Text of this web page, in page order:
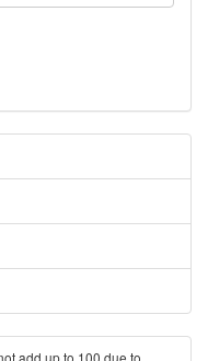
add up to 100 due to